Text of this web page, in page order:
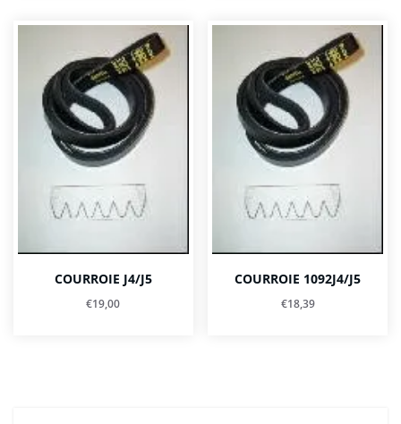
COURROIE J4/J5
€19,00
COURROIE 1092J4/J5
€18,39